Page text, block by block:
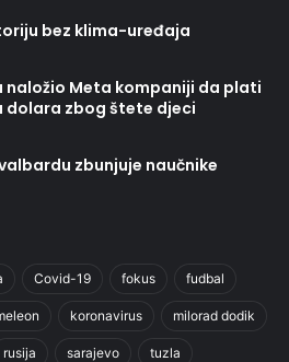
bez klima-uređaja
naložio Meta kompaniji da plati
dolara zbog štete djeci
zbunjuje naučnike
Covid-19 fokus fudbal
koronavirus milorad dodik
rusija sarajevo tuzla